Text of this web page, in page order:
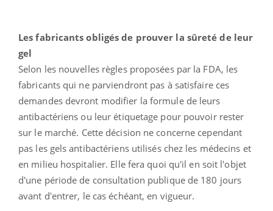
Les fabricants obligés de prouver la sûreté de leur
gel
Selon les nouvelles règles proposées par la FDA, les
fabricants qui ne parviendront pas à satisfaire ces
demandes devront modifier la formule de leurs
antibactériens ou leur étiquetage pour pouvoir rester
sur le marché. Cette décision ne concerne cependant
pas les gels antibactériens utilisés chez les médecins et
en milieu hospitalier. Elle fera quoi qu'il en soit l'objet
d'une période de consultation publique de 180 jours
avant d'entrer, le cas échéant, en vigueur.